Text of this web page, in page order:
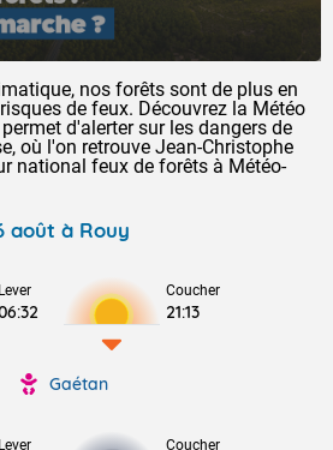
nos forêts sont de plus en
de feux. Découvrez la Météo
d'alerter sur les dangers de
où l'on retrouve Jean-Christophe
national feux de forêts à Météo-
août à Rouy
Lever Coucher
21:13
Gaétan
Lever Coucher